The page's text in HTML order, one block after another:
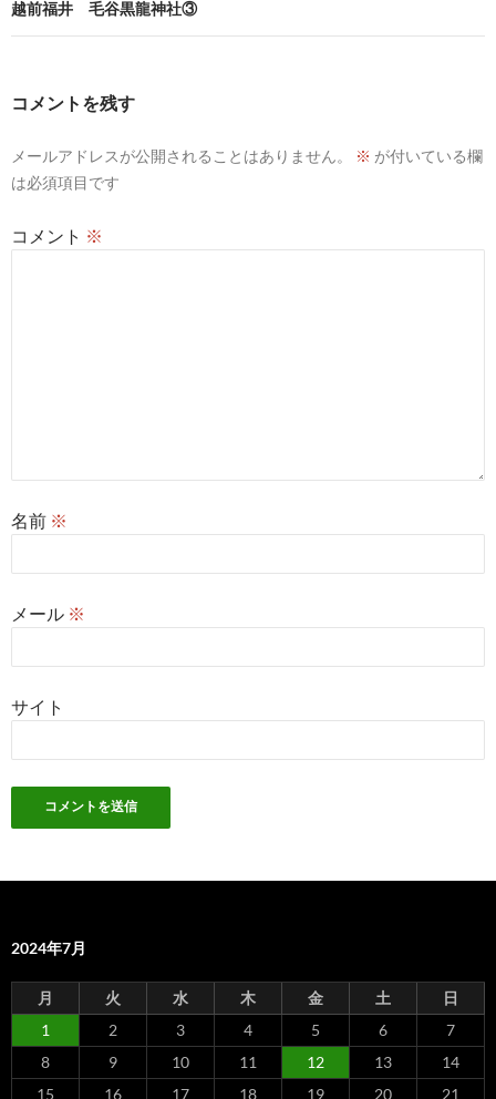
ビ
ゲ
ョ
越前福井 毛谷黒龍神社③
コメントを残す
メールアドレスが公開されることはありません。 ※ が付いている欄
は必須項目です
コメント ※
名前 ※
メール ※
サイト
2024年7月
月 火 水 木 金 土
日
1
2 3 4 5 6
7
8
9 10 11 12 13
14
15
16 17 18 19 20 21